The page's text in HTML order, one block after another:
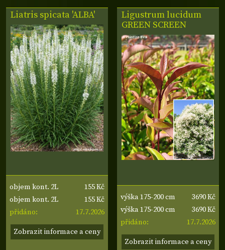
Liatris spicata 'ALBA'
objem kont. 2L
155 Kč
objem kont. 2L
155 Kč
přidáno:
17.7.2026
Zobrazit informace a ceny
Ligustrum lucidum
GREEN SCREEN
výška 175-200 cm
3690 Kč
výška 175-200 cm
3690 Kč
přidáno:
17.7.2026
Zobrazit informace a ceny